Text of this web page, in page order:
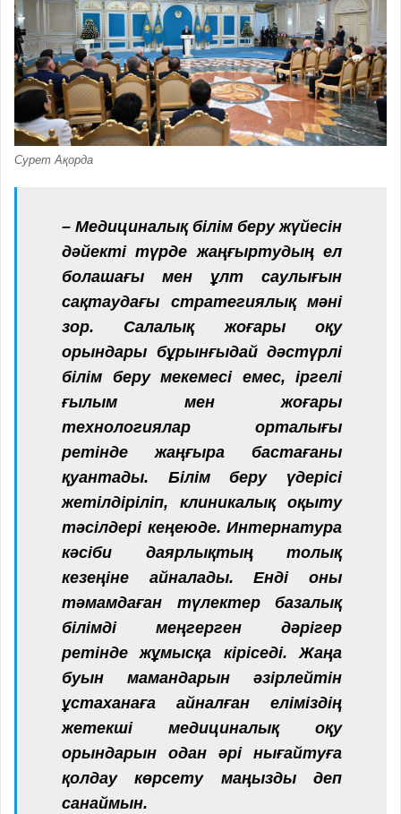
Сурет Ақорда
– Медициналық білім беру жүйесін
дәйекті түрде жаңғыртудың ел
болашағы мен ұлт саулығын
сақтаудағы стратегиялық мәні
зор. Салалық жоғары оқу
орындары бұрынғыдай дәстүрлі
білім беру мекемесі емес, іргелі
ғылым мен жоғары
технологиялар орталығы
ретінде жаңғыра бастағаны
қуантады. Білім беру үдерісі
жетілдіріліп, клиникалық оқыту
тәсілдері кеңеюде. Интернатура
кәсіби даярлықтың толық
кезеңіне айналады. Енді оны
тәмамдаған түлектер базалық
білімді меңгерген дәрігер
ретінде жұмысқа кіріседі. Жаңа
буын мамандарын әзірлейтін
ұстаханаға айналған еліміздің
жетекші медициналық оқу
орындарын одан әрі нығайтуға
қолдау көрсету маңызды деп
санаймын.